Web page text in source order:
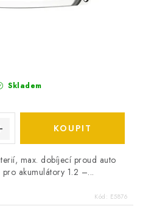
Skladem
max. dobíjecí proud auto
akumulátory 1.2 –...
Kód: E5876